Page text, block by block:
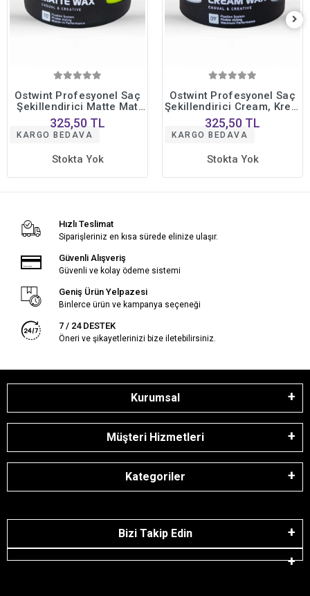
Ostwint Profesyonel Saç
Şekillendirici Matte Mat
Wax Doğal, Güçlü Tutuş
Uzun Süreli Etki No10
150ml
325,50 TL
KARGO BEDAVA
Stokta Yok
Ostwint Profesyonel Saç
Şekillendirici Cream, Krem
Wax Doğal Güçlü Tutuş
Uzun Süreli Etki No09
150ml
325,50 TL
KARGO BEDAVA
Stokta Yok
Hızlı Teslimat
Siparişleriniz en kısa sürede elinize ulaşır.
Güvenli Alışveriş
Güvenli ve kolay ödeme sistemi
Geniş Ürün Yelpazesi
Binlerce ürün ve kampanya seçeneği
7 / 24 DESTEK
Öneri ve şikayetlerinizi bize iletebilirsiniz.
Kurumsal
Müşteri Hizmetleri
Kategoriler
Bizi Takip Edin